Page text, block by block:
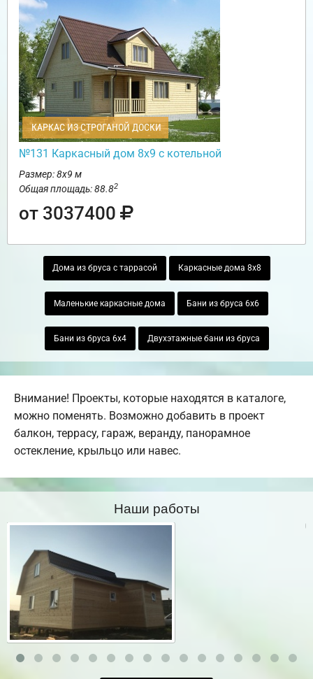
КАРКАС ИЗ СТРОГАНОЙ ДОСКИ
№131 Каркасный дом 8х9 с котельной
Размер: 8х9 м
Общая площадь: 88.82
от 3037400
Дома из бруса с таррасой Каркасные дома 8х8
Маленькие каркасные дома Бани из бруса 6х6
Бани из бруса 6х4 Двухэтажные бани из бруса
Внимание! Проекты, которые находятся в каталоге,
можно поменять. Возможно добавить в проект
балкон, террасу, гараж, веранду, панорамное
остекление, крыльцо или навес.
Наши работы